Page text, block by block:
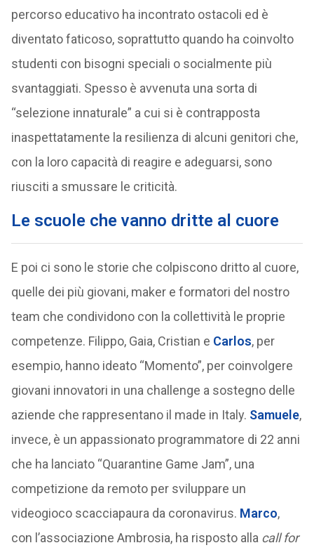
percorso educativo ha incontrato ostacoli ed è
diventato faticoso, soprattutto quando ha coinvolto
studenti con bisogni speciali o socialmente più
svantaggiati. Spesso è avvenuta una sorta di
“selezione innaturale” a cui si è contrapposta
inaspettatamente la resilienza di alcuni genitori che,
con la loro capacità di reagire e adeguarsi, sono
riusciti a smussare le criticità.
Le scuole che vanno dritte al cuore
E poi ci sono le storie che colpiscono dritto al cuore,
quelle dei più giovani, maker e formatori del nostro
team che condividono con la collettività le proprie
competenze. Filippo, Gaia, Cristian e Carlos, per
esempio, hanno ideato “Momento”, per coinvolgere
giovani innovatori in una challenge a sostegno delle
aziende che rappresentano il made in Italy. Samuele,
invece, è un appassionato programmatore di 22 anni
che ha lanciato “Quarantine Game Jam”, una
competizione da remoto per sviluppare un
videogioco scacciapaura da coronavirus. Marco,
con l’associazione Ambrosia, ha risposto alla call for